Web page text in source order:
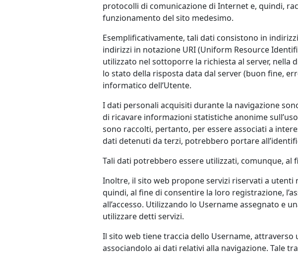
protocolli di comunicazione di Internet e, quindi,
funzionamento del sito medesimo.
Esemplificativamente, tali dati consistono in
indirizzi in notazione URI (Uniform Resource
utilizzato nel sottoporre la richiesta al server,
lo stato della risposta data dal server (buon fine,
informatico dell’Utente.
I dati personali acquisiti durante la navigazione
di ricavare informazioni statistiche anonime
sono raccolti, pertanto, per essere associati a
dati detenuti da terzi, potrebbero portare
Tali dati potrebbero essere utilizzati, comunque,
Inoltre, il sito web propone servizi riservati a
quindi, al fine di consentire la loro registrazione,
all’accesso. Utilizzando lo Username assegnato e
utilizzare detti servizi.
Il sito web tiene traccia dello Username,
associandolo ai dati relativi alla navigazione. Tale